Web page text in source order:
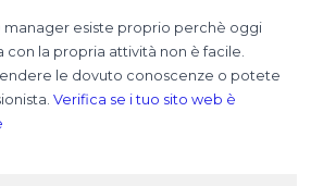
manager esiste proprio perchè oggi
con la propria attività non è facile.
le dovuto conoscenze o potete
Verifica se i tuo sito web è